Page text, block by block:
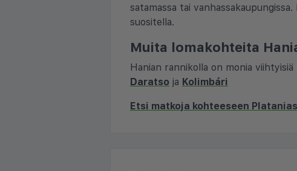
satamassa tai
suositella.
Muita lomakohteita
Hanian rannikolla on monia
Daratso ja Kolimbári
Etsi matkoja kohteeseen Platanias